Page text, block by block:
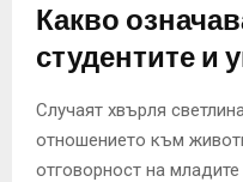
Какво
студентите и
Случаят хвърля
отношението към
отговорност на